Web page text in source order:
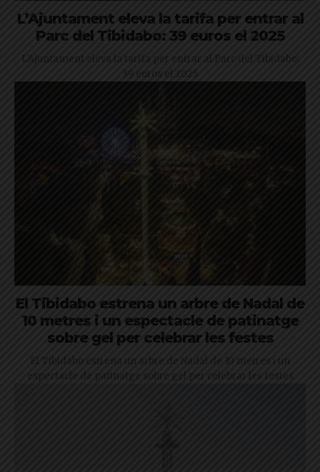
L’Ajuntament eleva la tarifa per entrar al
Parc del Tibidabo: 39 euros el 2025
L'Ajuntament eleva la tarifa per entrar al Parc del Tibidabo:
39 euros el 2025
El Tibidabo estrena un arbre de Nadal de
10 metres i un espectacle de patinatge
sobre gel per celebrar les festes
El Tibidabo estrena un arbre de Nadal de 10 metres i un
espectacle de patinatge sobre gel per celebrar les festes